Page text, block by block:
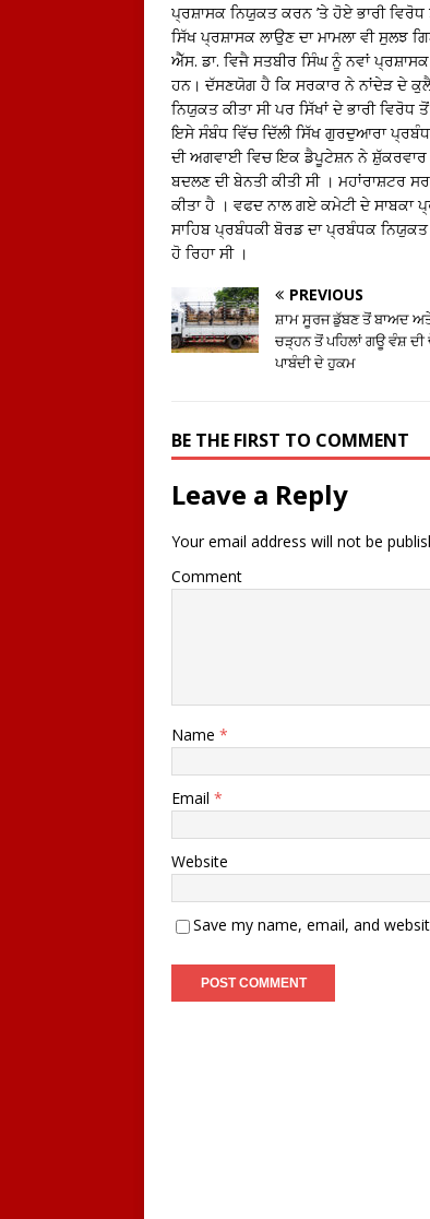
ਪ੍ਰਸ਼ਾਸਕ ਨਿਯੁਕਤ ਕਰਨ ’ਤੇ ਹੋਏ ਭਾਰੀ
ਸਿੱਖ ਪ੍ਰਸ਼ਾਸਕ ਲਾਉਣ ਦਾ ਮਾਮਲਾ ਵੀ ਸੁਲਝ
ਐੱਸ. ਡਾ. ਵਿਜੈ ਸਤਬੀਰ ਸਿੰਘ ਨੂੰ ਨਵਾਂ
ਹਨ। ਦੱਸਣਯੋਗ ਹੈ ਕਿ ਸਰਕਾਰ ਨੇ ਨਾਂਦੇੜ ਦੇ
ਨਿਯੁਕਤ ਕੀਤਾ ਸੀ ਪਰ ਸਿੱਖਾਂ ਦੇ ਭਾਰੀ
ਇਸੇ ਸੰਬੰਧ ਵਿੱਚ ਦਿੱਲੀ ਸਿੱਖ ਗੁਰਦੁਆਰਾ
ਦੀ ਅਗਵਾਈ ਵਿਚ ਇਕ ਡੈਪੂਟੇਸ਼ਨ ਨੇ ਸ਼ੁੱਕਰਵਾਰ
ਬਦਲਣ ਦੀ ਬੇਨਤੀ ਕੀਤੀ ਸੀ । ਮਹਾਂਰਾਸ਼ਟਰ
ਕੀਤਾ ਹੈ । ਵਫਦ ਨਾਲ ਗਏ ਕਮੇਟੀ ਦੇ
ਸਾਹਿਬ ਪ੍ਰਬੰਧਕੀ ਬੋਰਡ ਦਾ ਪ੍ਰਬੰਧਕ
ਹੋ ਰਿਹਾ ਸੀ ।
PREVIOUS
ਸ਼ਾਮ ਸੂਰਜ ਡੁੱਬਣ ਤੋਂ ਬਾਅਦ
ਚੜ੍ਹਨ ਤੋਂ ਪਹਿਲਾਂ ਗਊ ਵੰਸ਼
ਪਾਬੰਦੀ ਦੇ ਹੁਕਮ
BE THE FIRST TO COMMENT
Leave a Reply
Your email address will not be
Comment
Name *
Email *
Website
Save my name, email, and